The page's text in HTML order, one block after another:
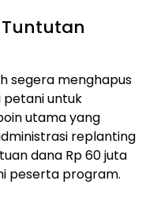
Tuntutan
segera menghapus
untuk
utama yang
replanting
dana Rp 60 juta
peserta program.